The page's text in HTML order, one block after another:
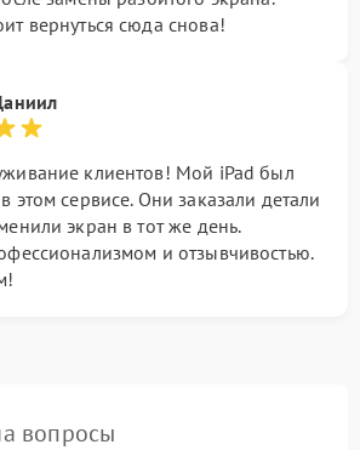
вернуться сюда снова!
клиентов! Мой iPad был
этом сервисе. Они заказали детали
экран в тот же день.
и отзывчивостью.
вопросы